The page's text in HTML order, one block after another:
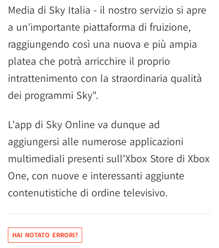
Media di Sky Italia - il nostro servizio si apre
a un'importante piattaforma di fruizione,
raggiungendo così una nuova e più ampia
platea che potrà arricchire il proprio
intrattenimento con la straordinaria qualità
dei programmi Sky".
L'app di Sky Online va dunque ad
aggiungersi alle numerose applicazioni
multimediali presenti sull'Xbox Store di Xbox
One, con nuove e interessanti aggiunte
contenutistiche di ordine televisivo.
HAI NOTATO ERRORI?